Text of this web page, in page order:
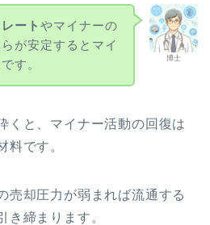
博士
ート やマイナーの
が安定するとマイ
す。
くと、マイナー活動の回復は
料です。
売却圧力が弱まれば流通する
き締まります。